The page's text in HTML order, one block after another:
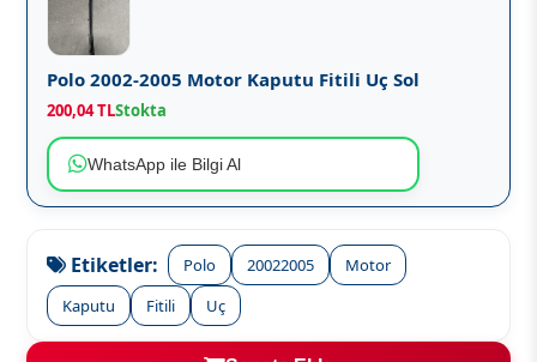
Polo 2002-2005 Motor Kaputu Fitili Uç Sol
200,04 TLStokta
WhatsApp ile Bilgi Al
Etiketler: Polo 20022005
Motor
Kaputu
Fitili Uç